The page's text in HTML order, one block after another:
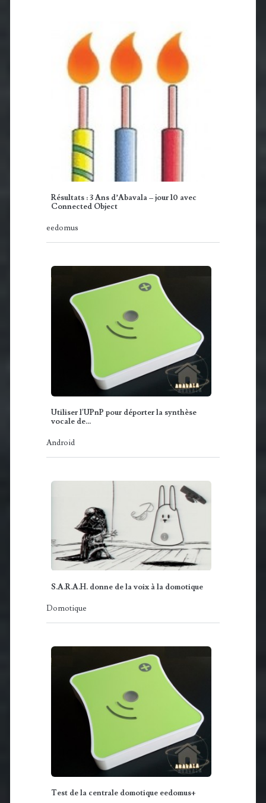
Résultats : 3 Ans d’Abavala – jour 10 avec
Connected Object
eedomus
Utiliser l'UPnP pour déporter la synthèse
vocale de…
Android
S.A.R.A.H. donne de la voix à la domotique
Domotique
Test de la centrale domotique eedomus+